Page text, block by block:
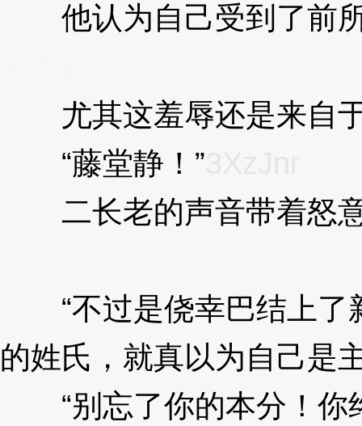
他认为自己受到了前所
尤其这羞辱还是来自于
“藤堂静！”
二长老的声音带着怒意
“不过是侥幸巴结上了
的姓氏，就真以为自己是
“别忘了你的本分！你